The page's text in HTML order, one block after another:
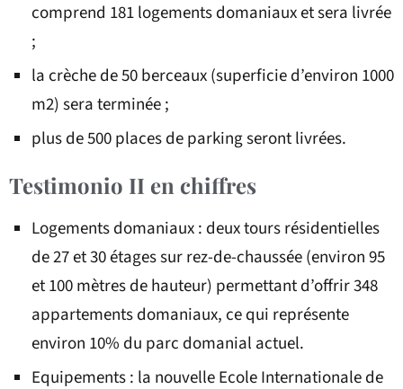
comprend 181 logements domaniaux et sera livrée
;
la crèche de 50 berceaux (superficie d’environ 1000
m2) sera terminée ;
plus de 500 places de parking seront livrées.
Testimonio II en chiffres
Logements domaniaux : deux tours résidentielles
de 27 et 30 étages sur rez-de-chaussée (environ 95
et 100 mètres de hauteur) permettant d’offrir 348
appartements domaniaux, ce qui représente
environ 10% du parc domanial actuel.
Equipements : la nouvelle Ecole Internationale de